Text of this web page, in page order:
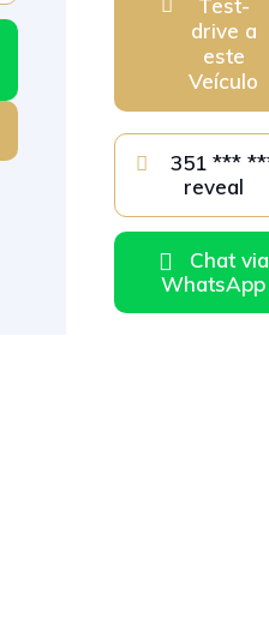
Test-
drive a
este
Veículo
351 *** *** -
reveal
Chat via
WhatsApp